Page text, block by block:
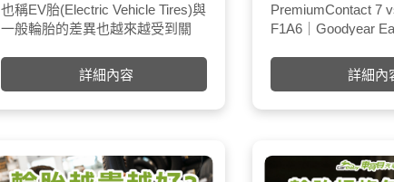
平方英寸上的磅數，是美國等國家
常用的單位。
KPA (kilopascal)：千帕斯卡，是
的單位
算的。
也稱EV胎(Electric Vehicle Tires)與
一般輪胎的差異也越來越受到關
力、支撐和減震的功能，但由於電
動車的特殊特性，電動車輪胎在設
統汽
身重
高抓
速快
車輪
詳細內容
PremiumContact 7
F1A6｜Goodyear
資料來源：國外知名
TyreReviewe
詳細內